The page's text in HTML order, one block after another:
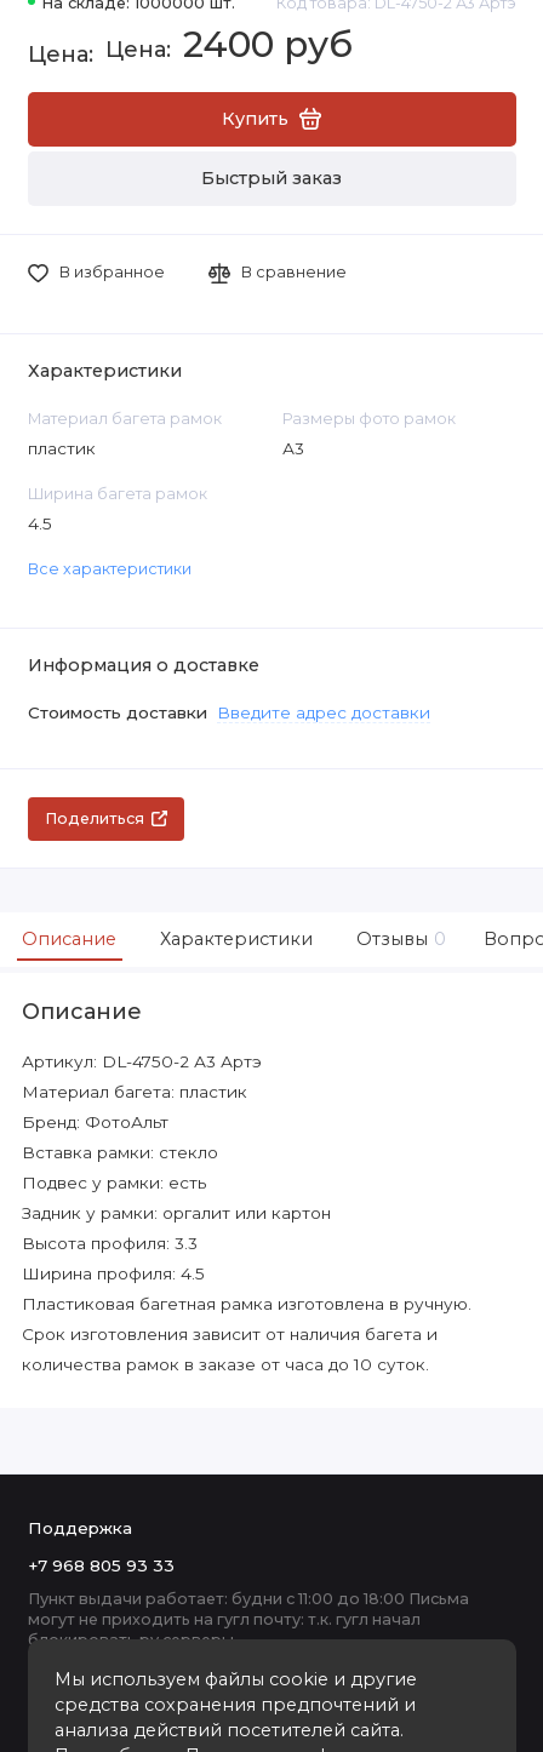
2400 руб
Купить
Быстрый заказ
В избранное В сравнение
Характеристики
Материал багета рамок
пластик
Размеры фото рамок
А3
Ширина багета рамок
4.5
Все характеристики
Информация о доставке
Стоимость доставки Введите адрес доставки
Поделиться
Описание Характеристики Отзывы 0
Описание
Артикул: DL-4750-2 А3 Артэ
Материал багета: пластик
Бренд: ФотоАльт
Вставка рамки: стекло
Подвес у рамки: есть
Задник у рамки: оргалит или картон
Высота профиля: 3.3
Ширина профиля: 4.5
Пластиковая багетная рамка изготовлена в ручную.
Срок изготовления зависит от наличия багета и
количества рамок в заказе от часа до 10 суток.
Мы используем файлы cookie и другие
средства сохранения предпочтений и
анализа действий посетителей сайта.
Поддержка
+7 968 805 93 33
Пункт выдачи работает: будни с 11:00 до 18:00 Письма
могут не приходить на гугл почту: т.к. гугл начал
блокировать ру серверы